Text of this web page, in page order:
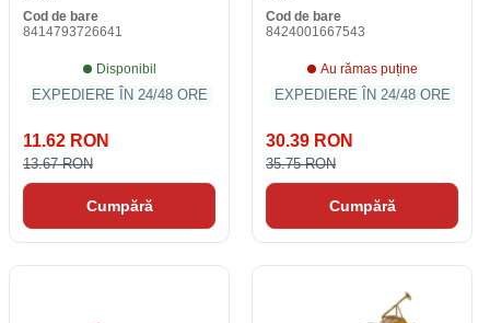
Cod de bare
8414793726641
Disponibil
EXPEDIERE ÎN 24/48 ORE
11.62 RON
13.67 RON
Cumpără
Cod de bare
8424001667543
Au rămas puține
EXPEDIERE ÎN 24/48 ORE
30.39 RON
35.75 RON
Cumpără